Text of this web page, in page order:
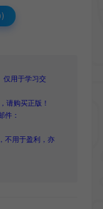
)
仅用于学习交
请购买正版！
件：
不用于盈利，亦